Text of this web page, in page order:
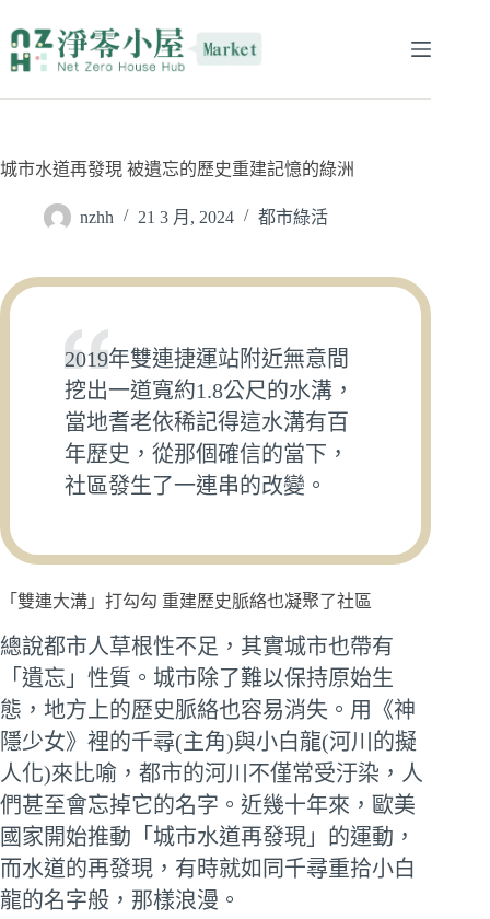
城市水道再發現 被遺忘的歷史重建記憶的綠洲
nzhh 21 3 月, 2024 都市綠活
2019年雙連捷運站附近無意間
挖出一道寬約1.8公尺的水溝，
當地耆老依稀記得這水溝有百
年歷史，從那個確信的當下，
社區發生了一連串的改變。
「雙連大溝」打勾勾 重建歷史脈絡也凝聚了社區
總說都市人草根性不足，其實城市也帶有
「遺忘」性質。城市除了難以保持原始生
態，地方上的歷史脈絡也容易消失。用《神
隱少女》裡的千尋(主角)與小白龍(河川的擬
人化)來比喻，都市的河川不僅常受汙染，人
們甚至會忘掉它的名字。近幾十年來，歐美
國家開始推動「城市水道再發現」的運動，
而水道的再發現，有時就如同千尋重拾小白
龍的名字般，那樣浪漫。